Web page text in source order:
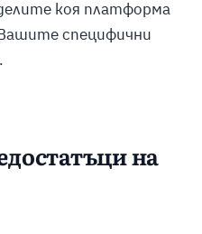
коя платформа
специфични
на